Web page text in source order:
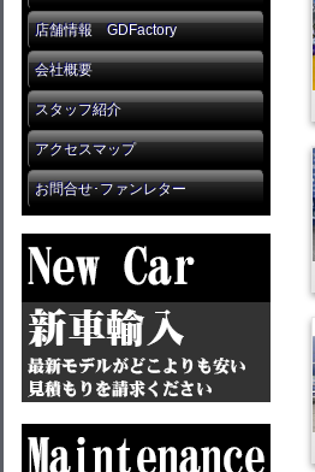
店舗情報 GDFactory
会社概要
スタッフ紹介
アクセスマップ
お問合せ･ファンレター